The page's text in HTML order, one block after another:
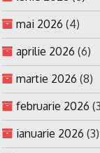
mai 2026 (4)
aprilie 2026 (6)
martie 2026 (8)
februarie 2026
ianuarie 2026 (3)